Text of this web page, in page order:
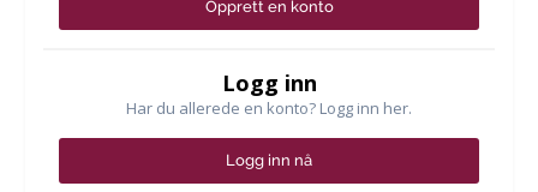
Opprett en konto
Logg inn
Har du allerede en konto? Logg inn her.
Logg inn nå